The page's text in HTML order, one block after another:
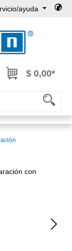
ayuda
en tu lista de
$ 0,00*